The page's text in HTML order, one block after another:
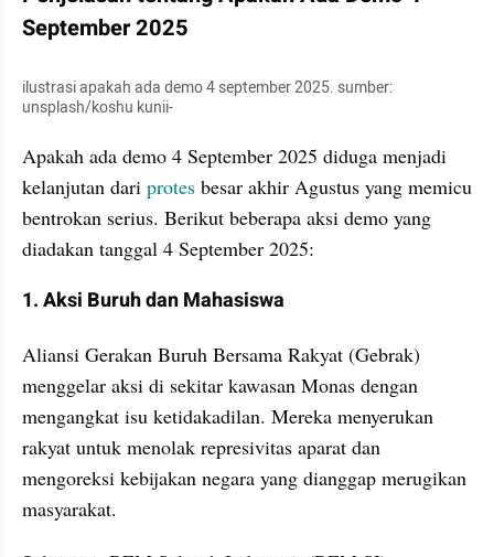
September 2025
ilustrasi apakah ada demo 4 september 2025. sumber:
unsplash/koshu kunii-
Apakah ada demo 4 September 2025 diduga menjadi
kelanjutan dari protes besar akhir Agustus yang memicu
bentrokan serius. Berikut beberapa aksi demo yang
diadakan tanggal 4 September 2025:
1. Aksi Buruh dan Mahasiswa
Aliansi Gerakan Buruh Bersama Rakyat (Gebrak)
menggelar aksi di sekitar kawasan Monas dengan
mengangkat isu ketidakadilan. Mereka menyerukan
rakyat untuk menolak represivitas aparat dan
mengoreksi kebijakan negara yang dianggap merugikan
masyarakat.